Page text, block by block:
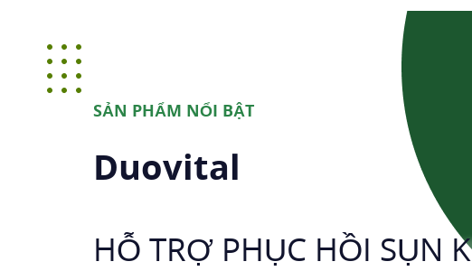
Nhà
online
SẢN PHẨM NỔI BẬT
Duovital
HỖ TRỢ PHỤC HỒI SỤN